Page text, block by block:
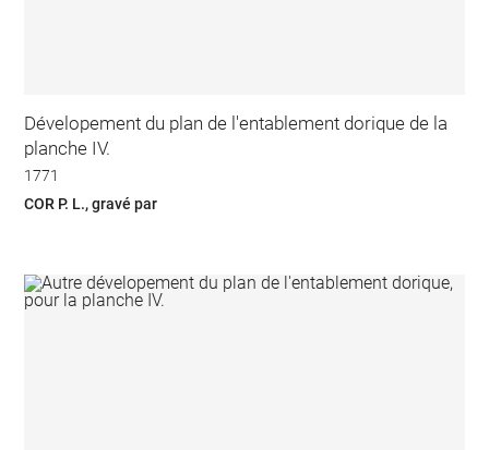
Dévelopement du plan de l'entablement dorique de la
planche IV.
1771
COR P. L., gravé par